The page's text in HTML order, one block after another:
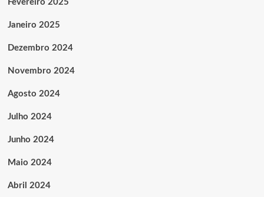
Fevereiro 2025
Janeiro 2025
Dezembro 2024
Novembro 2024
Agosto 2024
Julho 2024
Junho 2024
Maio 2024
Abril 2024